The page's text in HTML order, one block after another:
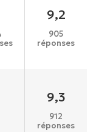
9,2
905
réponses
9,3
912
réponses